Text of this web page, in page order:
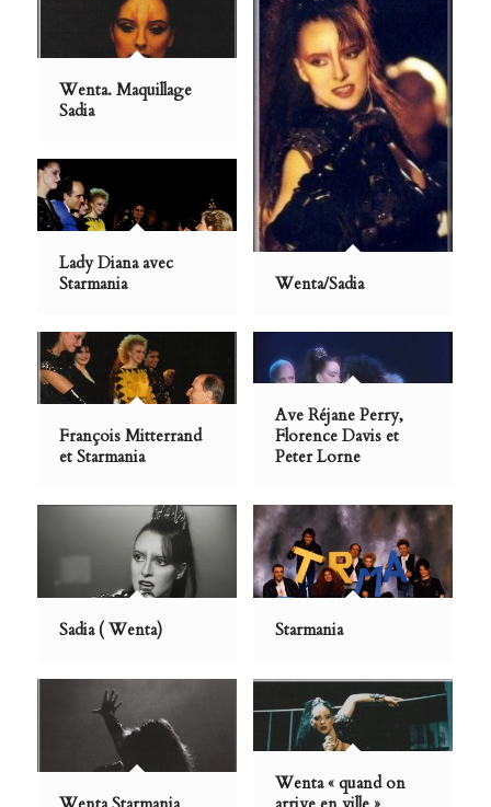
Wenta. Maquillage
Sadia
Wenta/Sadia
Lady Diana avec
Starmania
François Mitterrand
et Starmania
Ave Réjane Perry,
Florence Davis et
Peter Lorne
Sadia ( Wenta) Starmania
Wenta « quand on